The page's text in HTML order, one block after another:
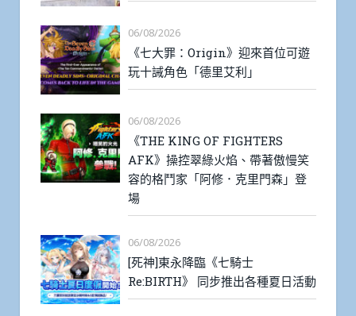
06/08/2026
《七大罪：Origin》迎來首位可遊
玩十誡角色「德里艾利」
06/08/2026
《THE KING OF FIGHTERS
AFK》操控翠綠火焰、帶著傲慢笑
容的格鬥家「阿修．克里門森」登
場
06/08/2026
[死神]東永降臨《七騎士
Re:BIRTH》 同步推出各種夏日活動